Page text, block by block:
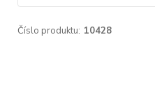
Číslo produktu: 10428